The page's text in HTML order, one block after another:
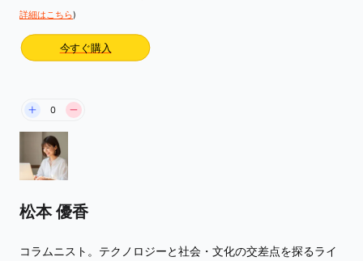
詳細はこちら)
今すぐ購入
0
松本 優香
コラムニスト。テクノロジーと社会・文化の交差点を探るライ